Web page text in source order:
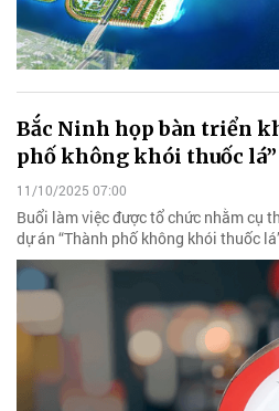
Bắc Ninh họp bàn triển
phố không khói thuốc lá”
11/10/2025 07:00
Buổi làm việc được tổ chức nhằm cụ
dự án “Thành phố không khói thuốc